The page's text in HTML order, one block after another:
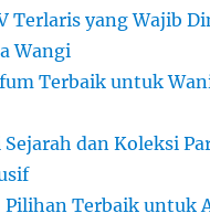
Terlaris yang Wajib
Wangi
Terbaik untuk
dan Koleksi
Pilihan Terbaik untuk